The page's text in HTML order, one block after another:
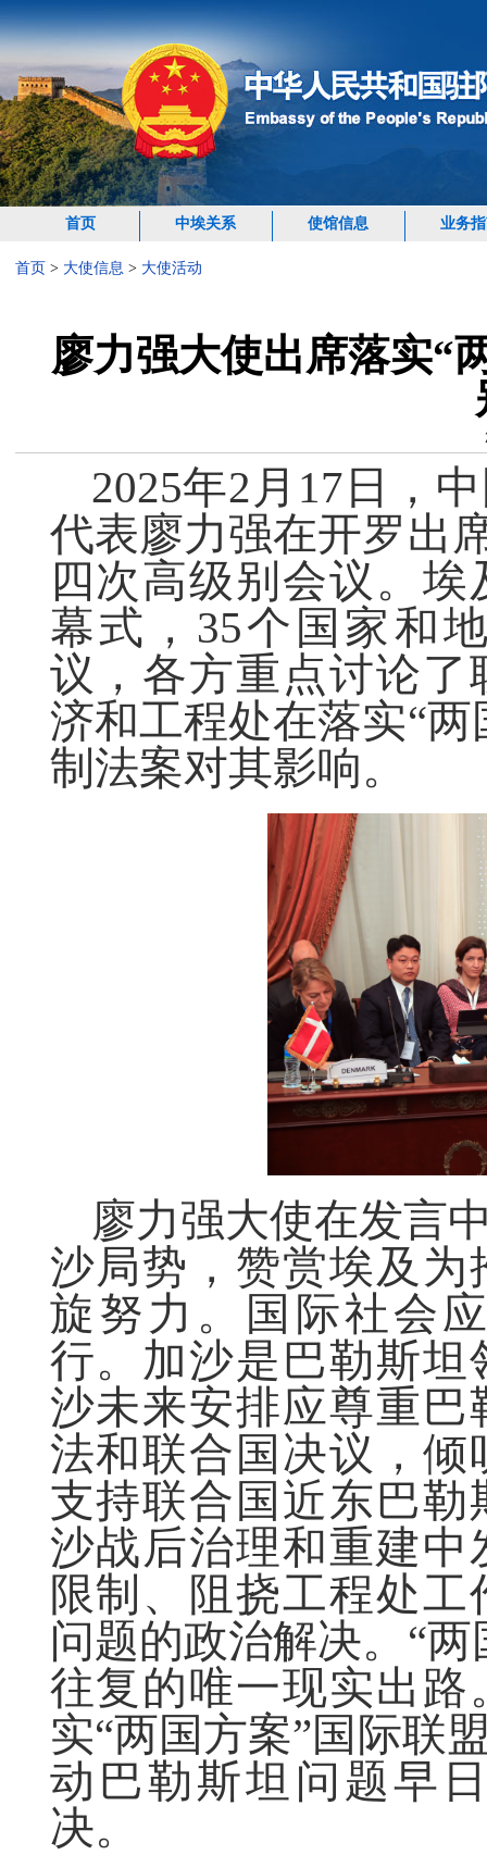
首页 中埃关系 使馆信息 业务
首页 > 大使信息 > 大使活动
廖力强大使出席落实“
2025年2月17日，
代表廖力强在开罗出
四次高级别会议。
幕式，35个国家和
议，各方重点讨论
济和工程处在落实“
制法案对其影响。
廖力强大使在发言
沙局势，赞赏埃及
旋努力。国际社会
行。加沙是巴勒斯
沙未来安排应尊重
法和联合国决议，
支持联合国近东巴
沙战后治理和重建
限制、阻挠工程处
问题的政治解决。“
往复的唯一现实出
实“两国方案”国际联
动巴勒斯坦问题早
决。